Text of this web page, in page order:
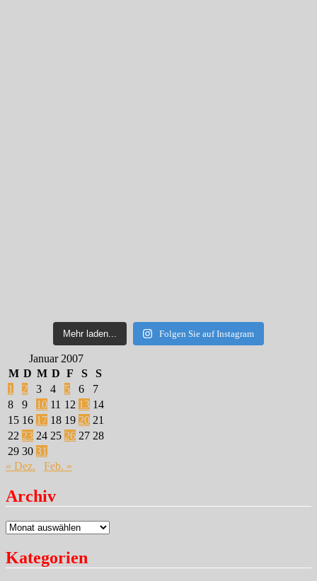
Mehr laden... Folgen Sie auf Instagram
Januar 2007
M D M D F S
S
1
2 3 4 5 6
7
8
9 10 11 12 13 14
15 16 17 18 19 20 21
22 23 24 25 26 27 28
29 30 31
« Dez.
Feb. »
Archiv
Archiv
Kategorien